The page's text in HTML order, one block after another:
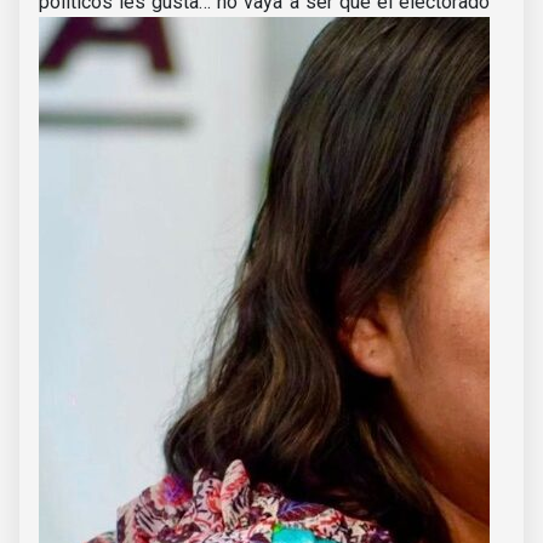
luego se les salga del huacal.